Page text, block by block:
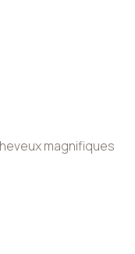
magnifiques